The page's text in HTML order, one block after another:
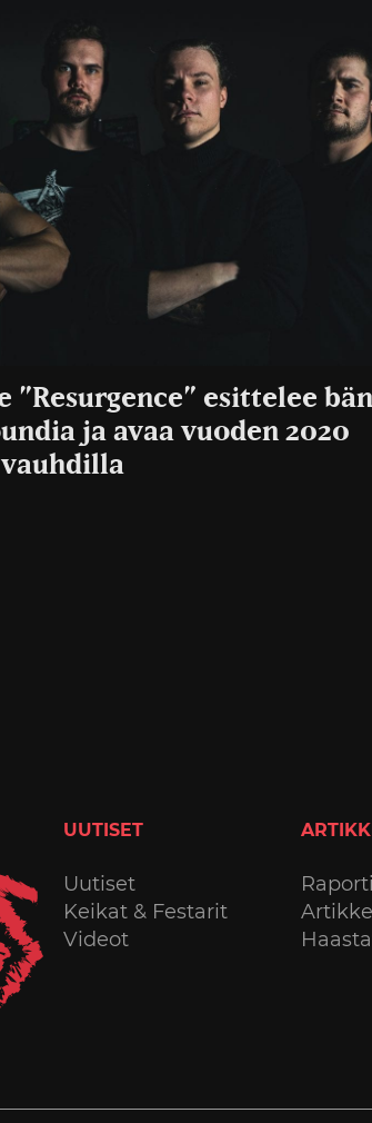
”Resurgence” esittelee
ja avaa vuoden 2020
UUTISET
Uutiset
Keikat & Festarit
Videot